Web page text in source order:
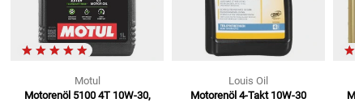
Motul
Motorenöl 5100 4T 10W-30,
Louis Oil
Motorenöl 4-Takt 10W-30